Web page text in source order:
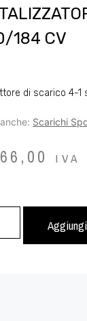
184 CV
di scarico 4-1
Scarichi
IVA